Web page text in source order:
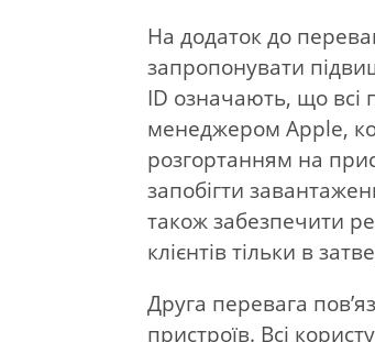
На додаток до
запропонувати
ID означають, що всі
менеджером Apple,
розгортанням на
запобігти
також забезпечити
клієнтів тільки в
Друга перевага
пристроїв. Всі